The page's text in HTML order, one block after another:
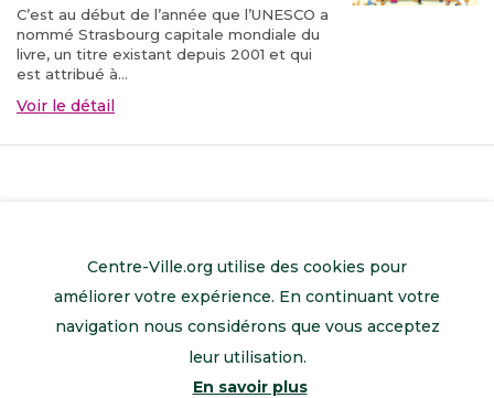
C’est au début de l’année que l’UNESCO a
nommé Strasbourg capitale mondiale du
livre, un titre existant depuis 2001 et qui
est attribué à...
Voir le détail
Centre-Ville.org utilise des cookies pour
améliorer votre expérience. En continuant votre
navigation nous considérons que vous acceptez
leur utilisation.
En savoir plus